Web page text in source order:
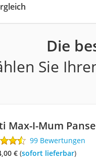
Die
Sie
Max-I-Mum
99 Bewertungen
€( Sofort lieferbar)